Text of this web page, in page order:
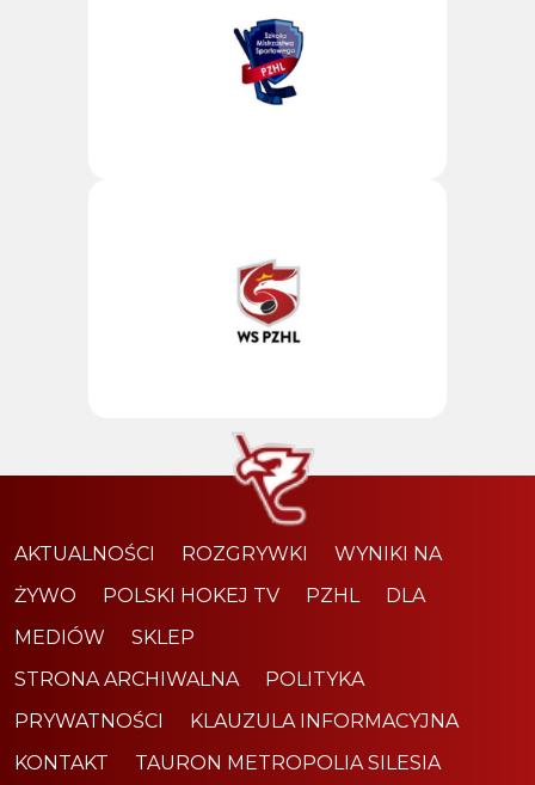
AKTUALNOŚCI ROZGRYWKI
WYNIKI NA
ŻYWO
POLSKI HOKEJ TV PZHL
DLA
MEDIÓW
SKLEP
STRONA ARCHIWALNA
POLITYKA
PRYWATNOŚCI
KLAUZULA INFORMACYJNA
KONTAKT
TAURON METROPOLIA SILESIA